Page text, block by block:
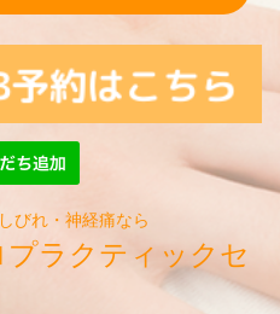
びれ・神経痛なら
ラクティックセ